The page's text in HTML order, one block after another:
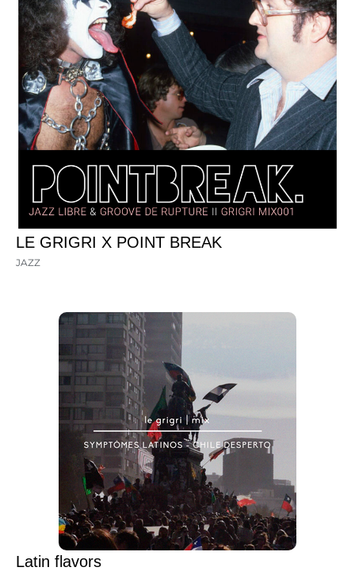
LE GRIGRI X POINT BREAK
JAZZ
Latin flavors